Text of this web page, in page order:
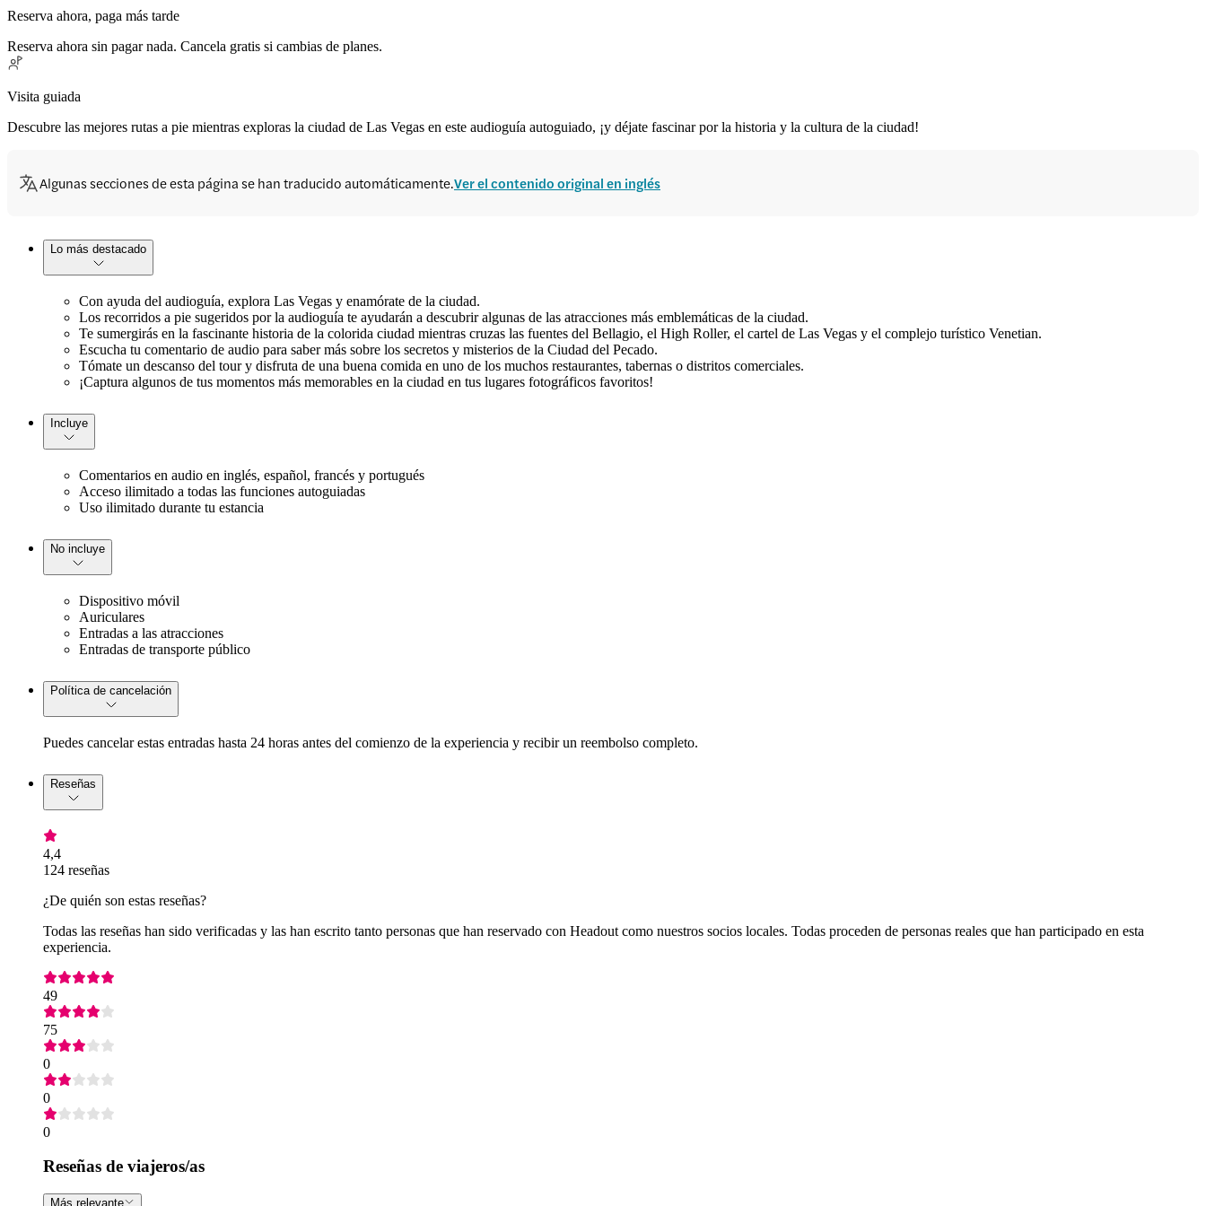
Reserva ahora, paga más tarde
Reserva ahora sin pagar nada. Cancela gratis si cambias de planes.
Visita guiada
Descubre las mejores rutas a pie mientras exploras la ciudad de Las Vegas en este audioguía autoguiado, ¡y déjate fascinar por la historia y la cultura de la ciudad!
Algunas secciones de esta página se han traducido automáticamente.Ver el contenido original en inglés
Lo más destacado
Con ayuda del audioguía, explora Las Vegas y enamórate de la ciudad.
Los recorridos a pie sugeridos por la audioguía te ayudarán a descubrir algunas de las atracciones más emblemáticas de la ciudad.
Te sumergirás en la fascinante historia de la colorida ciudad mientras cruzas las fuentes del Bellagio, el High Roller, el cartel de Las Vegas y el complejo turístico Venetian.
Escucha tu comentario de audio para saber más sobre los secretos y misterios de la Ciudad del Pecado.
Tómate un descanso del tour y disfruta de una buena comida en uno de los muchos restaurantes, tabernas o distritos comerciales.
¡Captura algunos de tus momentos más memorables en la ciudad en tus lugares fotográficos favoritos!
Incluye
Comentarios en audio en inglés, español, francés y portugués
Acceso ilimitado a todas las funciones autoguiadas
Uso ilimitado durante tu estancia
No incluye
Dispositivo móvil
Auriculares
Entradas a las atracciones
Entradas de transporte público
Política de cancelación
Puedes cancelar estas entradas hasta 24 horas antes del comienzo de la experiencia y recibir un reembolso completo.
Reseñas
4,4
124 reseñas
¿De quién son estas reseñas?
Todas las reseñas han sido verificadas y las han escrito tanto personas que han reservado con Headout como nuestros socios locales. Todas proceden de personas reales que han participado en esta
experiencia.
49
75
0
0
0
Reseñas de viajeros/as
Más relevante